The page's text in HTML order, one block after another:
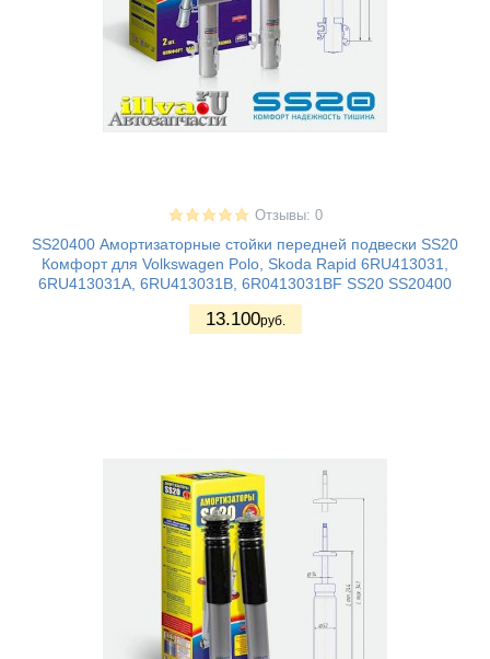
Отзывы: 0
SS20400 Амортизаторные стойки передней подвески SS20
Комфорт для Volkswagen Polo, Skoda Rapid 6RU413031,
6RU413031A, 6RU413031B, 6R0413031BF SS20 SS20400
13.100руб.